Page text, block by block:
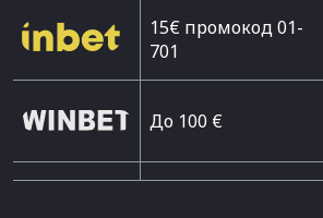
15€ промокод 01-
701
До 100 €